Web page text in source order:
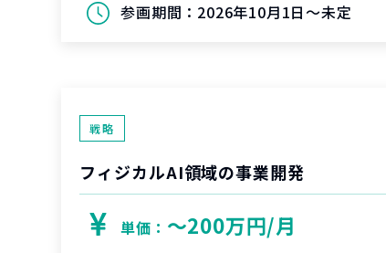
参画期間： 2026年10月1日～未定
戦略
フィジカルAI領域の事業開発
単価： 〜200万円/月